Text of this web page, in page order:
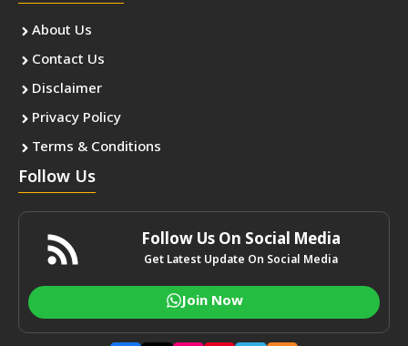
About Us
Contact Us
Disclaimer
Privacy Policy
Terms & Conditions
Follow Us
Follow Us On Social Media
Get Latest Update On Social Media
Join Now